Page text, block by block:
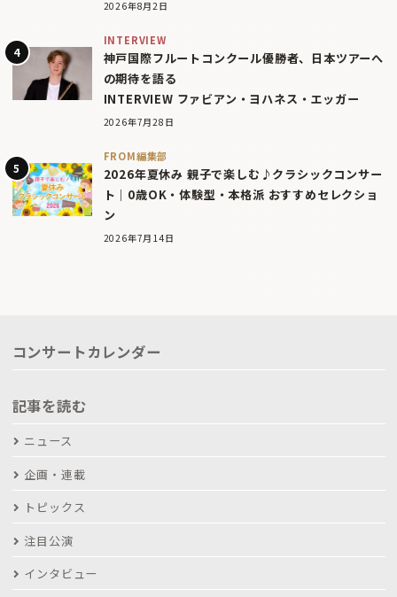
2026年8月2日
INTERVIEW
神戸国際フルートコンクール優勝者、日本ツアーへ
の期待を語る
INTERVIEW ファビアン・ヨハネス・エッガー
2026年7月28日
FROM編集部
2026年夏休み 親子で楽しむ♪クラシックコンサー
ト｜0歳OK・体験型・本格派 おすすめセレクショ
ン
2026年7月14日
コンサートカレンダー
記事を読む
ニュース
企画・連載
トピックス
注目公演
インタビュー